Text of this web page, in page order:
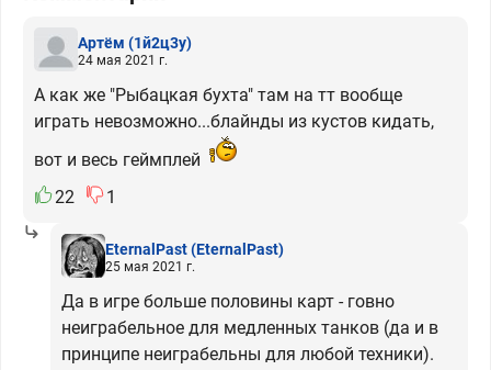
Артём (1й2ц3у)
24 мая 2021 г.
А как же "Рыбацкая бухта" там на тт вообще
играть невозможно...блайнды из кустов кидать,
вот и весь геймплей
22
1
EternalPast(EternalPast)
25 мая 2021 г.
Да в игре больше половины карт - говно
неиграбельное для медленных танков (да и в
принципе неиграбельны для любой техники).